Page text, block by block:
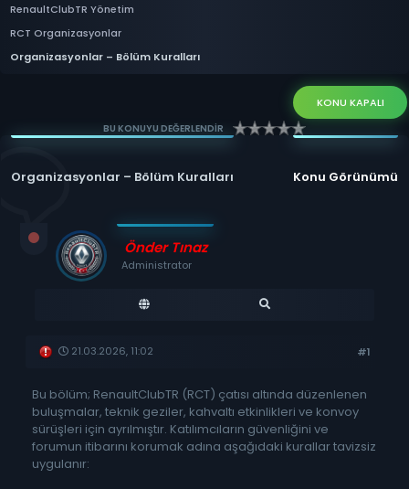
RenaultClubTR Yönetim
RCT Organizasyonlar
Organizasyonlar – Bölüm Kuralları
KONU KAPALI
BU KONUYU DEĞERLENDİR
Konu Görünümü
Organizasyonlar – Bölüm Kuralları
Önder Tınaz
Administrator
21.03.2026, 11:02 #1
Bu bölüm; RenaultClubTR (RCT) çatısı altında düzenlenen
buluşmalar, teknik geziler, kahvaltı etkinlikleri ve konvoy
sürüşleri için ayrılmıştır. Katılımcıların güvenliğini ve
forumun itibarını korumak adına aşağıdaki kurallar tavizsiz
uygulanır: